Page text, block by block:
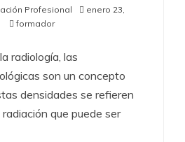
Profesional
enero 23,
formador
radiología, las
son un concepto
densidades se refieren
que puede ser